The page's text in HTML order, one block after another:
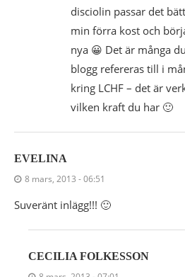
disciolin passar det
min förra kost och
nya 😀 Det är många
blogg refereras till i
kring LCHF – det är
vilken kraft du har 🙂
EVELINA
8 mars, 2013 - 06:51
Suveränt inlägg!!! 🙂
CECILIA FOLKESSON